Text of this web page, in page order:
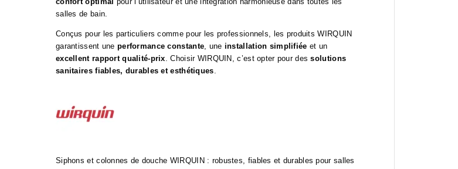
salles de bain.
Conçus pour les particuliers comme pour les professionnels, les produits WIRQUIN
garantissent une performance constante, une installation simplifiée et un
excellent rapport qualité-prix. Choisir WIRQUIN, c’est opter pour dessolutions
sanitaires fiables, durables et esthétiques.
Siphons et colonnes de douche WIRQUIN : robustes, fiables et durables pour salles